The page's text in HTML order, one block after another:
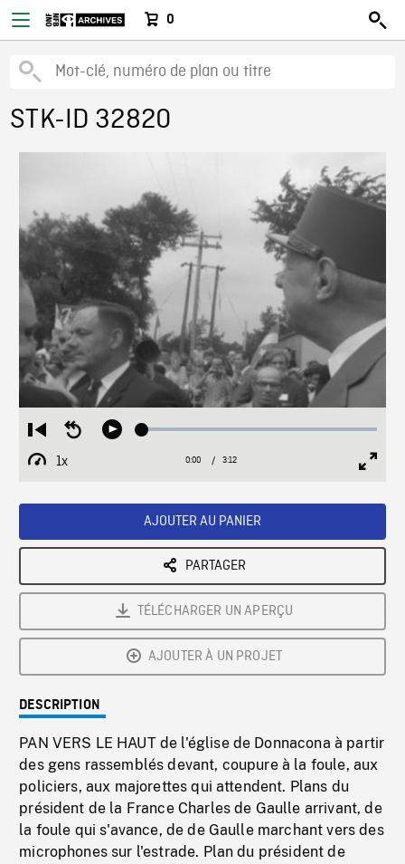
0
STK-ID 32820
Restart
from
beginning
Seek
Play Loaded:
1x
Playback
Current
0:00 / Duration
3:12
AJOUTER AU PANIER
PARTAGER
TÉLÉCHARGER UN APERÇU
AJOUTER À UN PROJET
DESCRIPTION
PAN VERS LE HAUT de l'église de Donnacona à partir
des gens rassemblés devant, coupure à la foule, aux
policiers, aux majorettes qui attendent. Plans du
président de la France Charles de Gaulle arrivant, de
la foule qui s'avance, de de Gaulle marchant vers des
microphones sur l'estrade. Plan du président de